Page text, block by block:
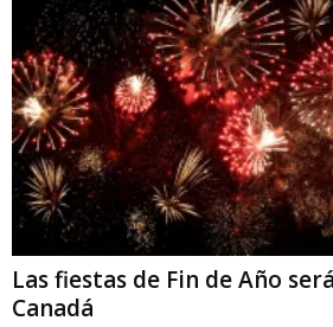
Las fiestas de Fin de Año
Canadá